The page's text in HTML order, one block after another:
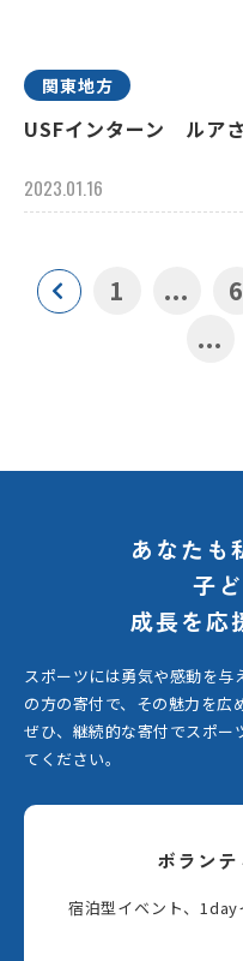
関東地方
USFインターン ルア
2023.01.16
1 ... 6
...
あなたも
子
成長を応
スポーツには勇気や感動を与
の方の寄付で、その魅力を広
ぜひ、継続的な寄付でスポー
てください。
ボラン
宿泊型イベント、1day